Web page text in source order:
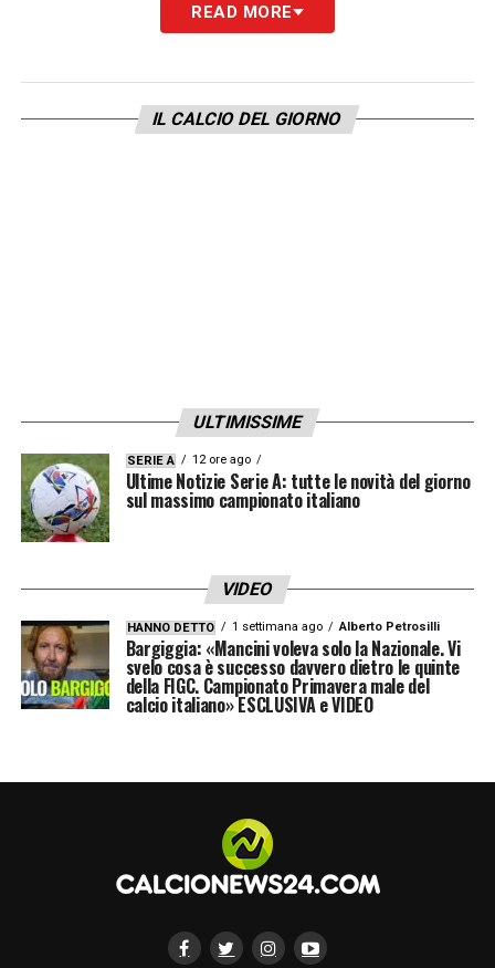
READ MORE
IL CALCIO DEL GIORNO
ULTIMISSIME
SERIE A 12 ore ago
Ultime Notizie Serie A: tutte le novità del giorno
sul massimo campionato italiano
VIDEO
HANNO DETTO 1 settimana ago Alberto Petrosilli
Bargiggia: «Mancini voleva solo la Nazionale. Vi
svelo cosa è successo davvero dietro le quinte
della FIGC. Campionato Primavera male del
calcio italiano» ESCLUSIVA e VIDEO